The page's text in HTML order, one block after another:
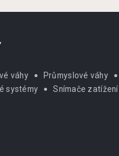
váhy
Průmyslové váhy
systémy
Snímače zatížení